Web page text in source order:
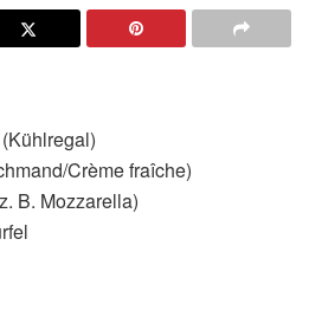
Crème fraîche)
B. Mozzarella)